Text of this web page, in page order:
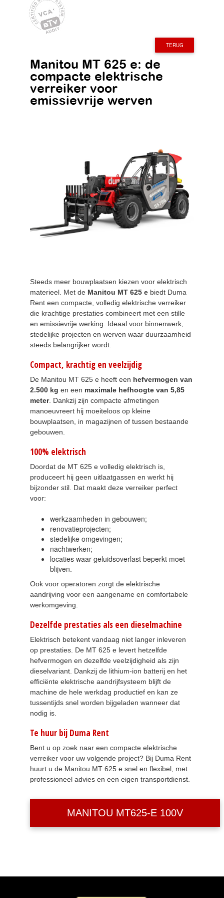
TERUG
Manitou MT 625 e: de
compacte elektrische
verreiker voor
emissievrije werven
Steeds meer bouwplaatsen kiezen voor elektrisch
materieel. Met de Manitou MT 625 e biedt Duma
Rent een compacte, volledig elektrische verreiker
die krachtige prestaties combineert met een stille
en emissievrije werking. Ideaal voor binnenwerk,
stedelijke projecten en werven waar duurzaamheid
steeds belangrijker wordt.
Compact, krachtig en veelzijdig
De Manitou MT 625 e heeft een hefvermogen van
2.500 kg en een maximale hefhoogte van 5,85
meter. Dankzij zijn compacte afmetingen
manoeuvreert hij moeiteloos op kleine
bouwplaatsen, in magazijnen of tussen bestaande
gebouwen.
100% elektrisch
Doordat de MT 625 e volledig elektrisch is,
produceert hij geen uitlaatgassen en werkt hij
bijzonder stil. Dat maakt deze verreiker perfect
voor:
werkzaamheden in gebouwen;
renovatieprojecten;
stedelijke omgevingen;
nachtwerken;
locaties waar geluidsoverlast beperkt moet
blijven.
Ook voor operatoren zorgt de elektrische
aandrijving voor een aangename en comfortabele
werkomgeving.
Dezelfde prestaties als een dieselmachine
Elektrisch betekent vandaag niet langer inleveren
op prestaties. De MT 625 e levert hetzelfde
hefvermogen en dezelfde veelzijdigheid als zijn
dieselvariant. Dankzij de lithium-ion batterij en het
efficiënte elektrische aandrijfsysteem blijft de
machine de hele werkdag productief en kan ze
tussentijds snel worden bijgeladen wanneer dat
nodig is.
Te huur bij Duma Rent
Bent u op zoek naar een compacte elektrische
verreiker voor uw volgende project? Bij Duma Rent
huurt u de Manitou MT 625 e snel en flexibel, met
professioneel advies en een eigen transportdienst.
MANITOU MT625-E 100V